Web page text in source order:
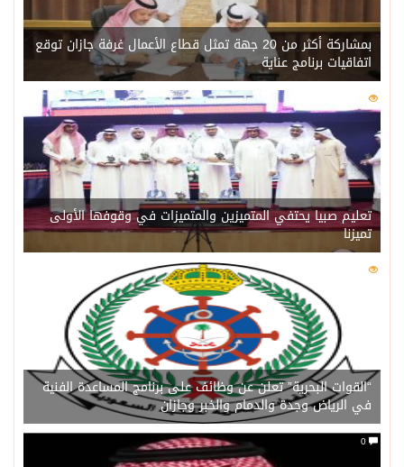
بمشاركة أكثر من 20 جهة تمثل قطاع الأعمال غرفة جازان توقع
اتفاقيات برنامج عناية
202
تعليم صبيا يحتفي المتميزين والمتميزات في وقوفها الأولى
تميزنا
202
“القوات البحرية” تعلن عن وظائف على برنامج المساعدة الفنية
في الرياض وجدة والدمام والخبر وجازان